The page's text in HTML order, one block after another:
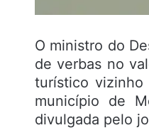
O ministro do
de verbas no
turístico
município de
divulgada pelo